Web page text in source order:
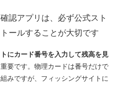
認アプリは、必ず公式スト
ールすることが大切です
にカード番号を入力して残高を見
要です。物理カードは番号だけで
みですが、フィッシングサイトに